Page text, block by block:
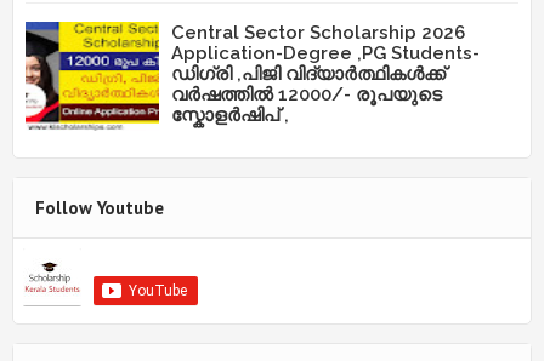
Central Sector Scholarship 2026
Application-Degree ,PG Students-
ഡിഗ്രി ,പിജി വിദ്യാർത്ഥികൾക്ക്
വർഷത്തിൽ 12000/- രൂപയുടെ
സ്കോളർഷിപ് ,
Follow Youtube